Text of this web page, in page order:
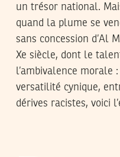
un trésor national.
quand la plume se
sans concession d’Al
Xe siècle, dont le
l’ambivalence
versatilité cynique,
dérives racistes, voici